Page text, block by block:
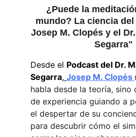
¿Puede la
mundo? La ciencia
Josep M. Clopés y el
Segarra"
Desde el Podcast del Dr.
Segarra, Josep M. Clopés
habla desde la teoría, sino
de experiencia guiando a
el despertar de su
para descubrir cómo el